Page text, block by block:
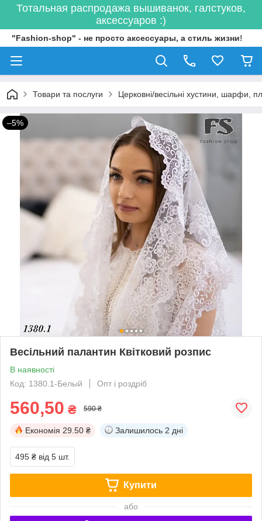
Тотальная распродажа вышиванок, галстуков,
аксессуаров :)
"Fashion-shop" - не просто аксессуары, а стиль жизни!
Товари та послуги Церковні/весільні хустини, шарфи,
–5%
Весільний палантин Квітковий розпис
В наявності
Код: 1380.1-Белый
Опт і роздріб
560,50 ₴ 590 ₴
Економія 29.50 ₴ Залишилось 2 дні
495 ₴ від 5 шт.
Купити
або